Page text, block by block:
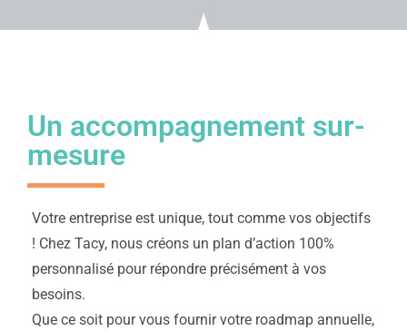
Un accompagnement sur-
mesure
Votre entreprise est unique, tout comme vos objectifs
! Chez Tacy, nous créons un plan d’action 100%
personnalisé pour répondre précisément à vos
besoins.
Que ce soit pour vous fournir votre roadmap annuelle,